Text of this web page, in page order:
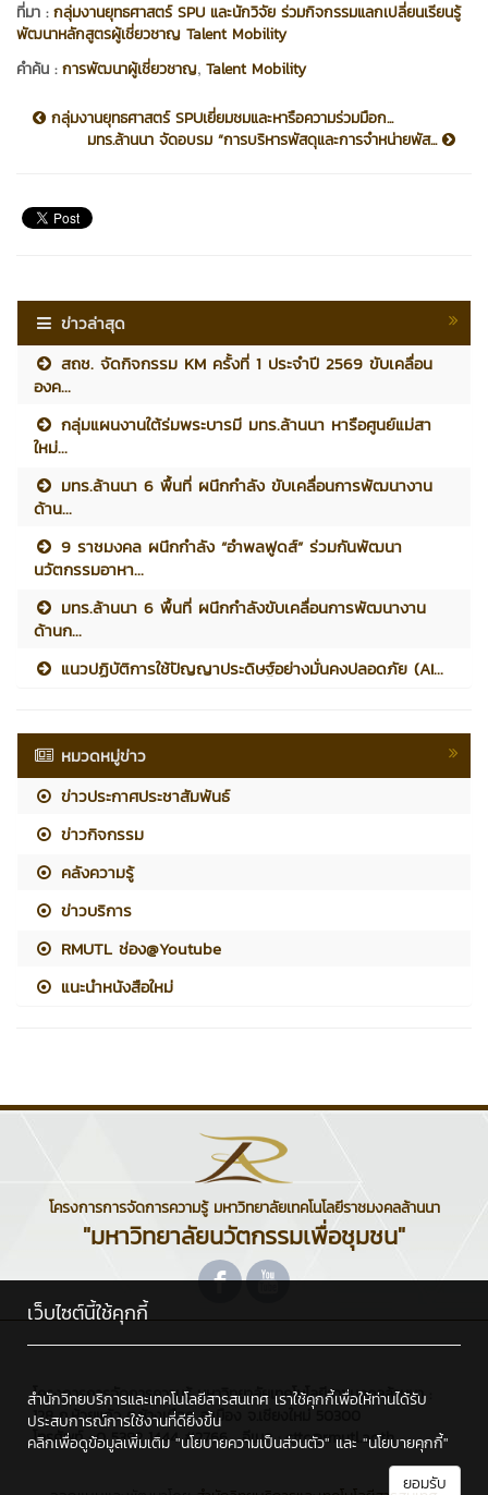
ที่มา :กลุ่มงานยุทธศาสตร์ SPU และนักวิจัย ร่วมกิจกรรมแลกเปลี่ยนเรียนรู้
พัฒนาหลักสูตรผู้เชี่ยวชาญ Talent Mobility
คำค้น :การพัฒนาผู้เชี่ยวชาญ, Talent Mobility
กลุ่มงานยุทธศาสตร์ SPUเยี่ยมชมและหารือความร่วมมือก...
มทร.ล้านนา จัดอบรม “การบริหารพัสดุและการจำหน่ายพัส...
ข่าวล่าสุด
สถช. จัดกิจกรรม KM ครั้งที่ 1 ประจำปี 2569 ขับเคลื่อน
องค...
กลุ่มแผนงานใต้ร่มพระบารมี มทร.ล้านนา หารือศูนย์แม่สา
ใหม่...
มทร.ล้านนา 6 พื้นที่ ผนึกกำลัง ขับเคลื่อนการพัฒนางาน
ด้าน...
9 ราชมงคล ผนึกกำลัง “อำพลฟูดส์” ร่วมกันพัฒนา
นวัตกรรมอาหา...
มทร.ล้านนา 6 พื้นที่ ผนึกกำลังขับเคลื่อนการพัฒนางาน
ด้านก...
แนวปฏิบัติการใช้ปัญญาประดิษฐ์อย่างมั่นคงปลอดภัย (AI...
หมวดหมู่ข่าว
ข่าวประกาศประชาสัมพันธ์
ข่าวกิจกรรม
คลังความรู้
ข่าวบริการ
RMUTL ช่อง@Youtube
แนะนำหนังสือใหม่
โครงการการจัดการความรู้ มหาวิทยาลัยเทคโนโลยีราชมงคลล้านนา
"มหาวิทยาลัยนวัตกรรมเพื่อชุมชน"
โครงการการจัดการความรู้ มหาวิทยาลัยเทคโนโลยีราชมงคลล้านนา :
128 ถ.ห้วยแก้ว ต.ช้างเผือก อ.เมือง จ.เชียงใหม่ 50300
โทรศัพท์ : 0 5392 1444 #2766 , อีเมล : cttc@rmutl.ac.th
เว็บไซต์นี้ใช้คุกกี้
สำนักวิทยบริการและเทคโนโลยีสารสนเทศ เราใช้คุกกี้เพื่อให้ท่านได้รับ
ประสบการณ์การใช้งานที่ดียิ่งขึ้น
คลิกเพื่อดูข้อมูลเพิ่มเติม "นโยบายความเป็นส่วนตัว" และ "นโยบายคุกกี้"
ยอมรับ